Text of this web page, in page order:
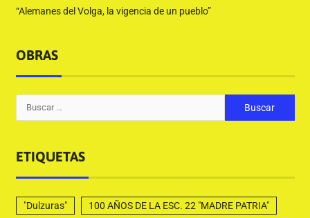
“Alemanes del Volga, la vigencia de un pueblo”
OBRAS
ETIQUETAS
"Dulzuras" 100 AÑOS DE LA ESC. 22 "MADRE PATRIA"